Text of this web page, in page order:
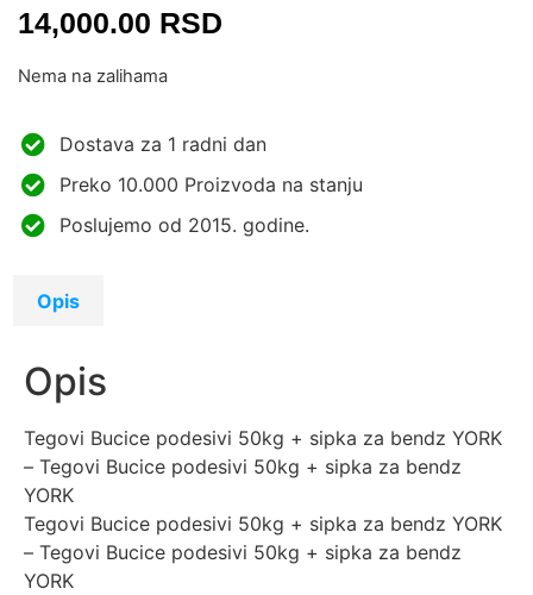
14,000.00 RSD
Nema na zalihama
Dostava za 1 radni dan
Preko 10.000 Proizvoda na stanju
Poslujemo od 2015. godine.
Opis
Opis
Tegovi Bucice podesivi 50kg + sipka za bendz YORK
– Tegovi Bucice podesivi 50kg + sipka za bendz
YORK
Tegovi Bucice podesivi 50kg + sipka za bendz YORK
– Tegovi Bucice podesivi 50kg + sipka za bendz
YORK